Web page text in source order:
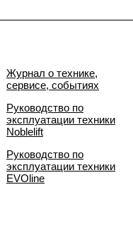
Журнал о технике,
сервисе, событиях
Руководство по
эксплуатации техники
Noblelift
Руководство по
эксплуатации техники
EVOline